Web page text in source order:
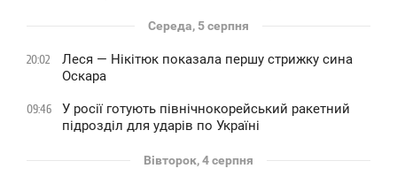
Середа, 5 серпня
20:02
Леся — Нікітюк показала першу стрижку сина
Оскара
09:46
У росії готують північнокорейський ракетний
підрозділ для ударів по Україні
Вівторок, 4 серпня